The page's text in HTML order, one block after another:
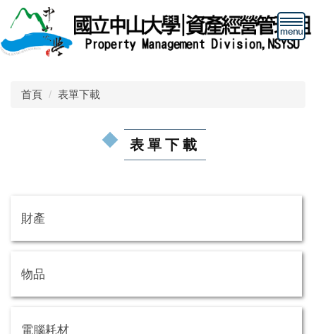
到
主
要
首頁 表單下載
表單下載
財產
物品
電腦耗材